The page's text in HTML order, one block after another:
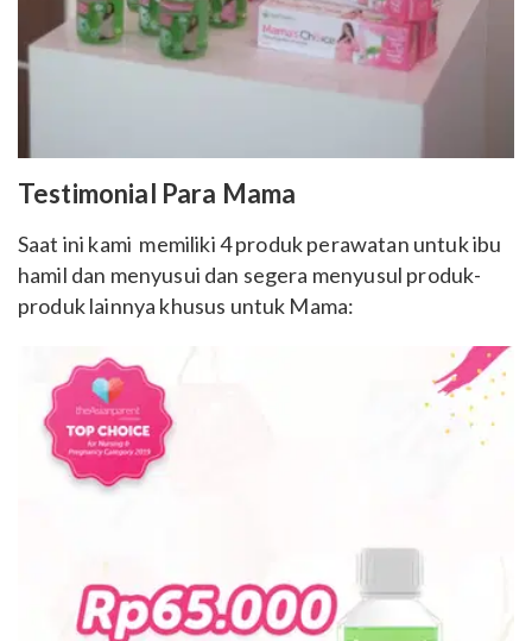
Testimonial Para Mama
Saat ini kami memiliki 4 produk perawatan untuk ibu
hamil dan menyusui dan segera menyusul produk-
produk lainnya khusus untuk Mama: